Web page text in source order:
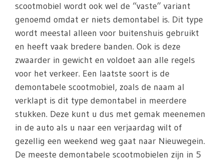
scootmobiel wordt ook wel de “vaste” variant
genoemd omdat er niets demontabel is. Dit type
wordt meestal alleen voor buitenshuis gebruikt
en heeft vaak bredere banden. Ook is deze
zwaarder in gewicht en voldoet aan alle regels
voor het verkeer. Een laatste soort is de
demontabele scootmobiel, zoals de naam al
verklapt is dit type demontabel in meerdere
stukken. Deze kunt u dus met gemak meenemen
in de auto als u naar een verjaardag wilt of
gezellig een weekend weg gaat naar Nieuwegein.
De meeste demontabele scootmobielen zijn in 5